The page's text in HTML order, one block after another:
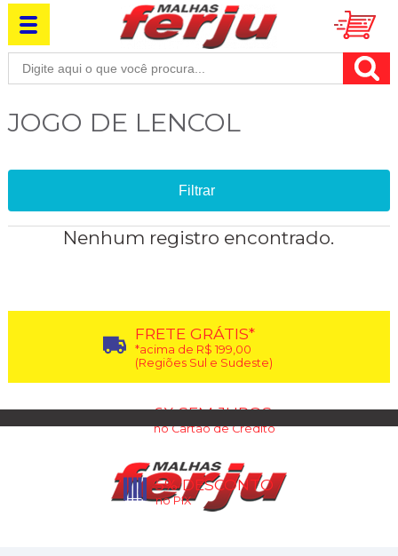
JOGO DE LENCOL
Filtrar
Nenhum registro encontrado.
FRETE GRÁTIS*
*acima de R$ 199,00
(Regiões Sul e Sudeste)
6X SEM JUROS
no Cartão de Crédito
5% DESCONTO
no PIX